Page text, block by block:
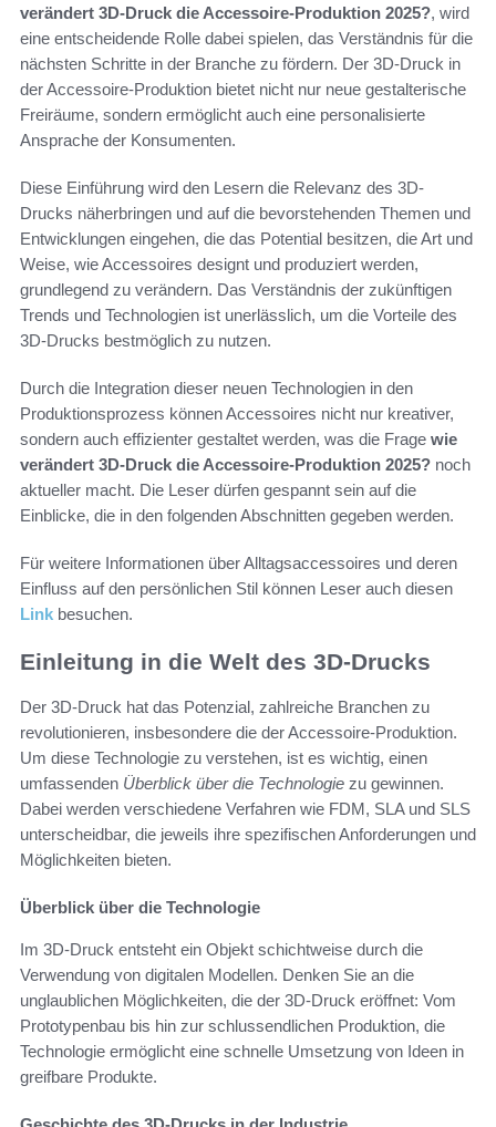
verändert 3D-Druck die Accessoire-Produktion 2025?, wird
eine entscheidende Rolle dabei spielen, das Verständnis für die
nächsten Schritte in der Branche zu fördern. Der 3D-Druck in
der Accessoire-Produktion bietet nicht nur neue gestalterische
Freiräume, sondern ermöglicht auch eine personalisierte
Ansprache der Konsumenten.
Diese Einführung wird den Lesern die Relevanz des 3D-
Drucks näherbringen und auf die bevorstehenden Themen und
Entwicklungen eingehen, die das Potential besitzen, die Art und
Weise, wie Accessoires designt und produziert werden,
grundlegend zu verändern. Das Verständnis der zukünftigen
Trends und Technologien ist unerlässlich, um die Vorteile des
3D-Drucks bestmöglich zu nutzen.
Durch die Integration dieser neuen Technologien in den
Produktionsprozess können Accessoires nicht nur kreativer,
sondern auch effizienter gestaltet werden, was die Frage wie
verändert 3D-Druck die Accessoire-Produktion 2025? noch
aktueller macht. Die Leser dürfen gespannt sein auf die
Einblicke, die in den folgenden Abschnitten gegeben werden.
Für weitere Informationen über Alltagsaccessoires und deren
Einfluss auf den persönlichen Stil können Leser auch diesen
Link besuchen.
Einleitung in die Welt des 3D-Drucks
Der 3D-Druck hat das Potenzial, zahlreiche Branchen zu
revolutionieren, insbesondere die der Accessoire-Produktion.
Um diese Technologie zu verstehen, ist es wichtig, einen
umfassenden Überblick über die Technologie zu gewinnen.
Dabei werden verschiedene Verfahren wie FDM, SLA und SLS
unterscheidbar, die jeweils ihre spezifischen Anforderungen und
Möglichkeiten bieten.
Überblick über die Technologie
Im 3D-Druck entsteht ein Objekt schichtweise durch die
Verwendung von digitalen Modellen. Denken Sie an die
unglaublichen Möglichkeiten, die der 3D-Druck eröffnet: Vom
Prototypenbau bis hin zur schlussendlichen Produktion, die
Technologie ermöglicht eine schnelle Umsetzung von Ideen in
greifbare Produkte.